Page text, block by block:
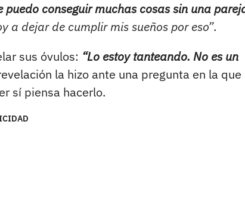
conseguir muchas cosas sin una
a dejar de cumplir mis sueños por eso”.
sus óvulos: “Lo estoy tanteando. No es un
la hizo ante una pregunta en la que
sí piensa hacerlo.